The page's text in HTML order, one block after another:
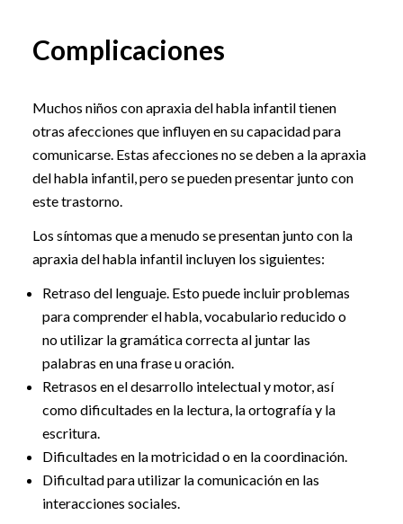
Complicaciones
Muchos niños con apraxia del habla infantil tienen
otras afecciones que influyen en su capacidad para
comunicarse. Estas afecciones no se deben a la apraxia
del habla infantil, pero se pueden presentar junto con
este trastorno.
Los síntomas que a menudo se presentan junto con la
apraxia del habla infantil incluyen los siguientes:
Retraso del lenguaje. Esto puede incluir problemas
para comprender el habla, vocabulario reducido o
no utilizar la gramática correcta al juntar las
palabras en una frase u oración.
Retrasos en el desarrollo intelectual y motor, así
como dificultades en la lectura, la ortografía y la
escritura.
Dificultades en la motricidad o en la coordinación.
Dificultad para utilizar la comunicación en las
interacciones sociales.